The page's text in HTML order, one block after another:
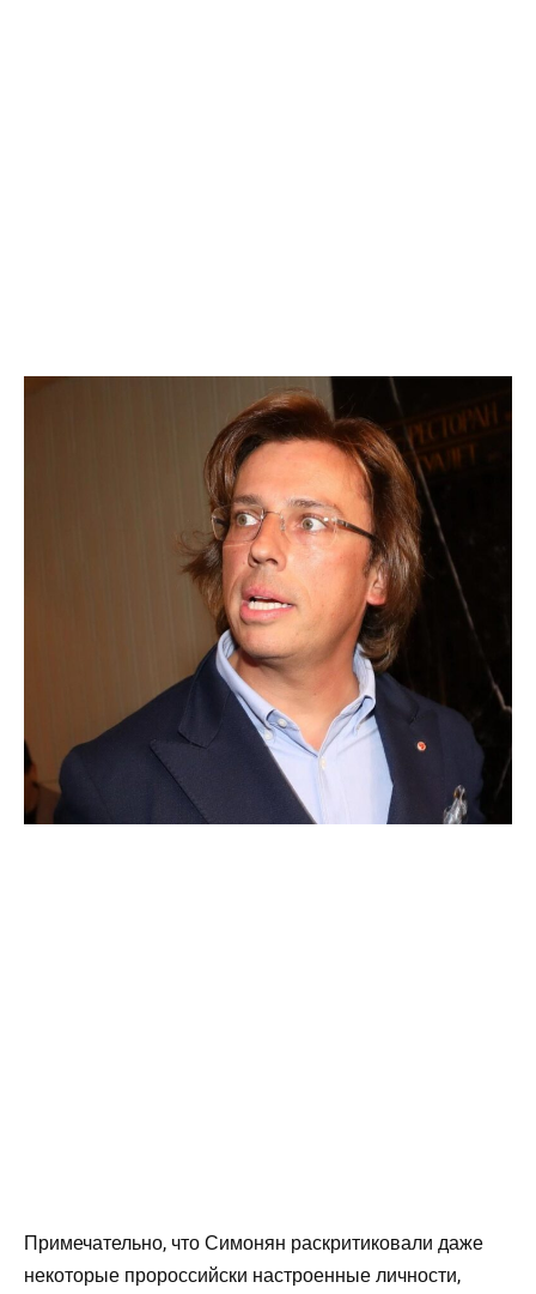
Примечательно, что Симонян раскритиковали даже
некоторые пророссийски настроенные личности,